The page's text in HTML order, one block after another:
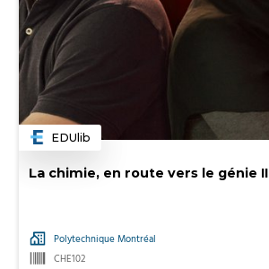
La chimie, en route vers le génie II
Polytechnique Montréal
CHE102
Catégorie
EDUlib